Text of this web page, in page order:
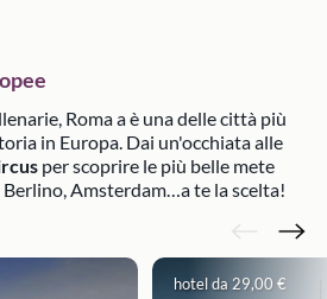
Roma a è una delle città più
in Europa. Dai un'occhiata alle
per scoprire le più belle mete
Amsterdam…a te la scelta!
hotel da 29,00 €